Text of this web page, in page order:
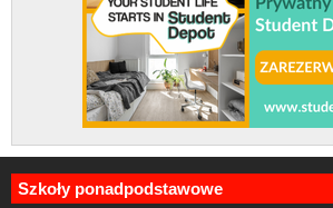
Szkoły ponadpodstawowe